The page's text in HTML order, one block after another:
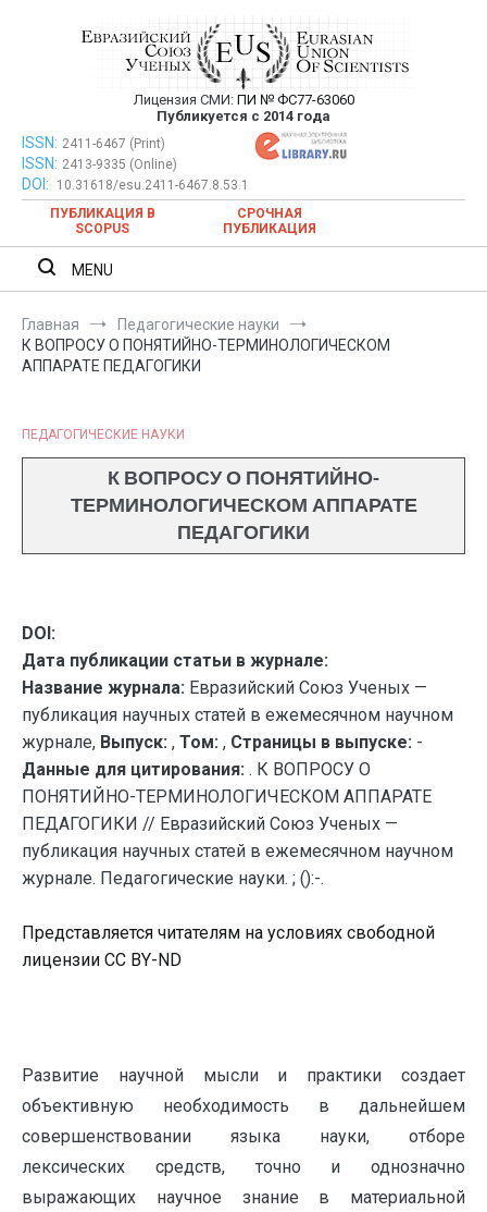
Евразийский Союз Ученых —
публикация научных статей в
ежемесячном научном журнале
Лицензия СМИ: ПИ № ФС77-63060
Публикуется с 2014 года
Евразийский Союз Ученых — публикация научных статей в
ежемесячном научном журнале
ISSN: 2411-6467 (Print)
ISSN: 2413-9335 (Online)
DOI:
10.31618/esu.2411-6467.8.53.1
ПУБЛИКАЦИЯ В
SCOPUS
СРОЧНАЯ
ПУБЛИКАЦИЯ
MENU
Главная
Педагогические науки
К ВОПРОСУ О ПОНЯТИЙНО-ТЕРМИНОЛОГИЧЕСКОМ
АППАРАТЕ ПЕДАГОГИКИ
ПЕДАГОГИЧЕСКИЕ НАУКИ
К ВОПРОСУ О ПОНЯТИЙНО-
ТЕРМИНОЛОГИЧЕСКОМ АППАРАТЕ
ПЕДАГОГИКИ
DOI:
Дата публикации статьи в журнале:
Название журнала: Евразийский Союз Ученых —
публикация научных статей в ежемесячном научном
журнале, Выпуск: , Том: , Страницы в выпуске: -
Данные для цитирования: . К ВОПРОСУ О
ПОНЯТИЙНО-ТЕРМИНОЛОГИЧЕСКОМ АППАРАТЕ
ПЕДАГОГИКИ // Евразийский Союз Ученых —
публикация научных статей в ежемесячном научном
журнале. Педагогические науки. ; ():-.
Представляется читателям на условиях свободной
лицензии CC BY-ND
Развитие научной мысли и практики создает
объективную необходимость в дальнейшем
совершенствовании языка науки, отборе
лексических средств, точно и однозначно
выражающих научное знание в материальной